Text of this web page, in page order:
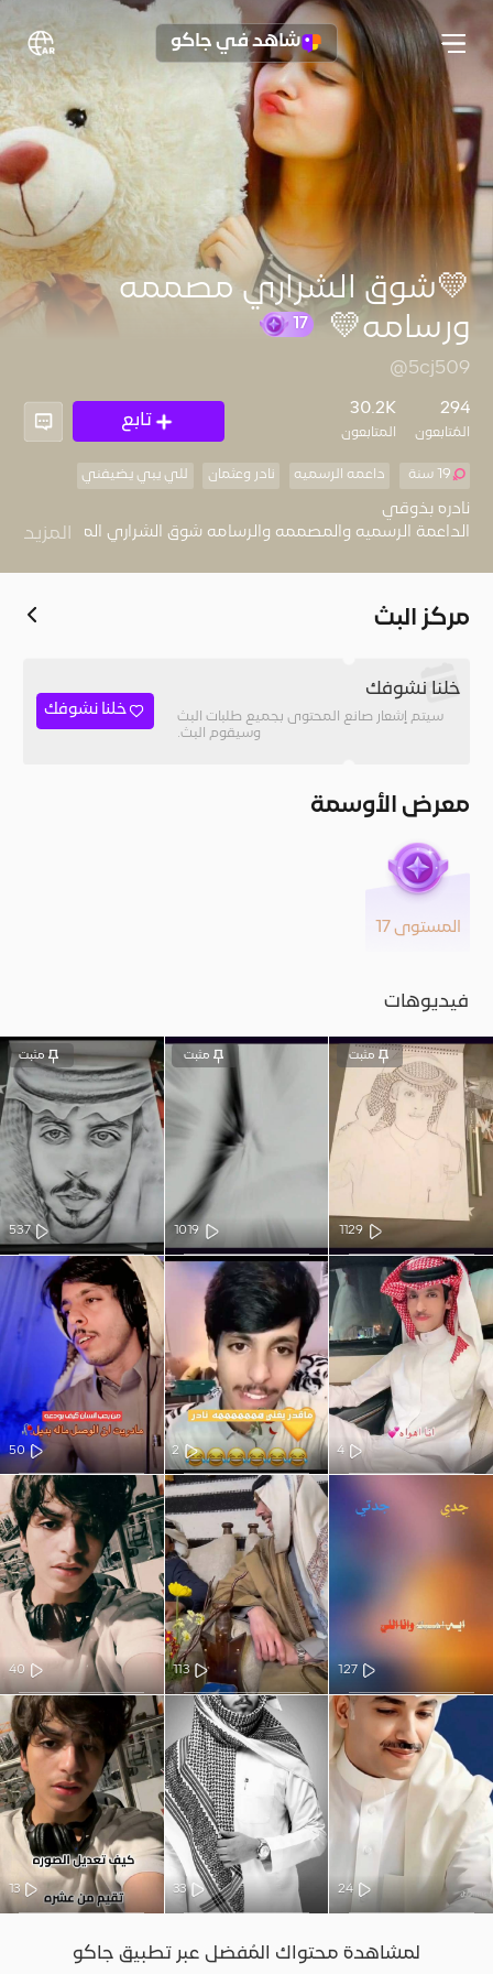
شاهد في جاكو
💛شوق الشراري مصممه
ورسامه💛
@5cj509
294
المُتابعون
30.2K
المتابعون
تابع
19 سنة داعمه الرسميه نادر وعثمان للي يبي يضيفني
الداعمة الرسميه والمصممه والرسامه شوق الشراري المنشد نادر
المزيد
مركز البث
خلنا نشوفك
سيتم إشعار صانع المحتوى بجميع طلبات البث
وسيقوم البث.
خلنا نشوفك
معرض الأوسمة
المستوى 17
فيديوهات
1129
مثبت
1019
مثبت
537
مثبت
4
2
50
127
113
40
24
33
13
لمشاهدة محتواك المُفضل عبر تطبيق جاكو